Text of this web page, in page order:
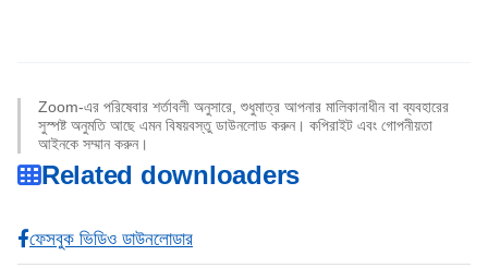
Zoom-এর পরিষেবার শর্তাবলী অনুসারে, শুধুমাত্র আপনার মালিকানাধীন বা ব্যবহারের
সুস্পষ্ট অনুমতি আছে এমন বিষয়বস্তু ডাউনলোড করুন। কপিরাইট এবং গোপনীয়তা
আইনকে সম্মান করুন।
Related downloaders
ফেসবুক ভিডিও ডাউনলোডার